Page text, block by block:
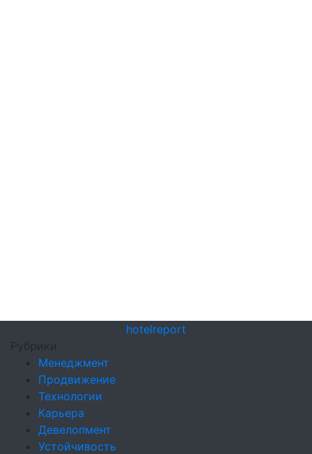
hotelreport
Рубрики
Менеджмент
Продвижение
Технологии
Карьера
Девелопмент
Устойчивость